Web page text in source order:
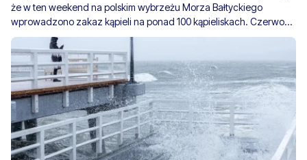
że w ten weekend na polskim wybrzeżu Morza Bałtyckiego
wprowadzono zakaz kąpieli na ponad 100 kąpieliskach. Czerwone
flagi pojawiły się m.in. w popularnych miejscowościach
turystycznych, ta